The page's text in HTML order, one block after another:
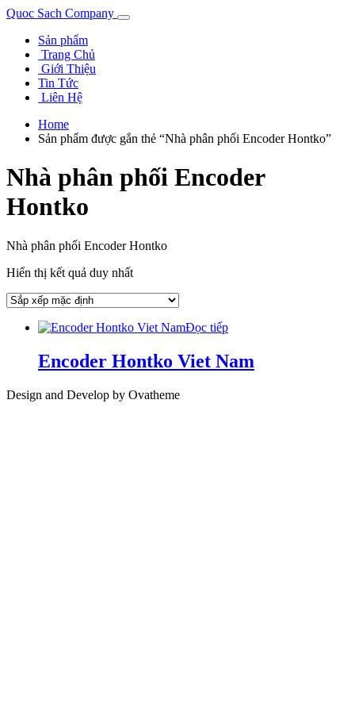
Quoc Sach Company
Sản phẩm
Trang Chủ
Giới Thiệu
Tin Tức
Liên Hệ
Home
Sản phẩm được gắn thẻ “Nhà phân phối Encoder Hontko”
Nhà phân phối Encoder
Hontko
Nhà phân phối Encoder Hontko
Hiển thị kết quả duy nhất
Đọc tiếp
Encoder Hontko Viet Nam
Design and Develop by Ovatheme